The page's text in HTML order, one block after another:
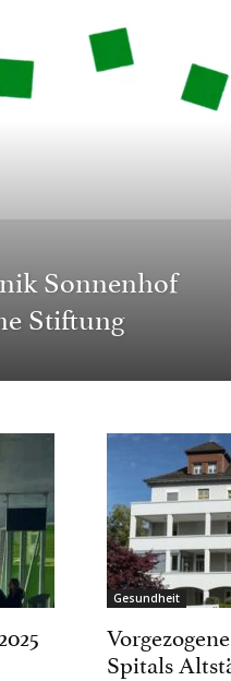
Sonnenhof
Stiftung
Gesundheit
Spitals